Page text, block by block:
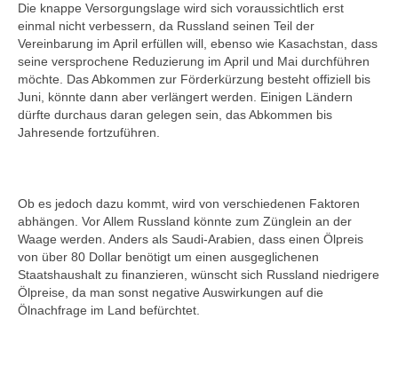
Die knappe Versorgungslage wird sich voraussichtlich erst
einmal nicht verbessern, da Russland seinen Teil der
Vereinbarung im April erfüllen will, ebenso wie Kasachstan, dass
seine versprochene Reduzierung im April und Mai durchführen
möchte. Das Abkommen zur Förderkürzung besteht offiziell bis
Juni, könnte dann aber verlängert werden. Einigen Ländern
dürfte durchaus daran gelegen sein, das Abkommen bis
Jahresende fortzuführen.
Ob es jedoch dazu kommt, wird von verschiedenen Faktoren
abhängen. Vor Allem Russland könnte zum Zünglein an der
Waage werden. Anders als Saudi-Arabien, dass einen Ölpreis
von über 80 Dollar benötigt um einen ausgeglichenen
Staatshaushalt zu finanzieren, wünscht sich Russland niedrigere
Ölpreise, da man sonst negative Auswirkungen auf die
Ölnachfrage im Land befürchtet.